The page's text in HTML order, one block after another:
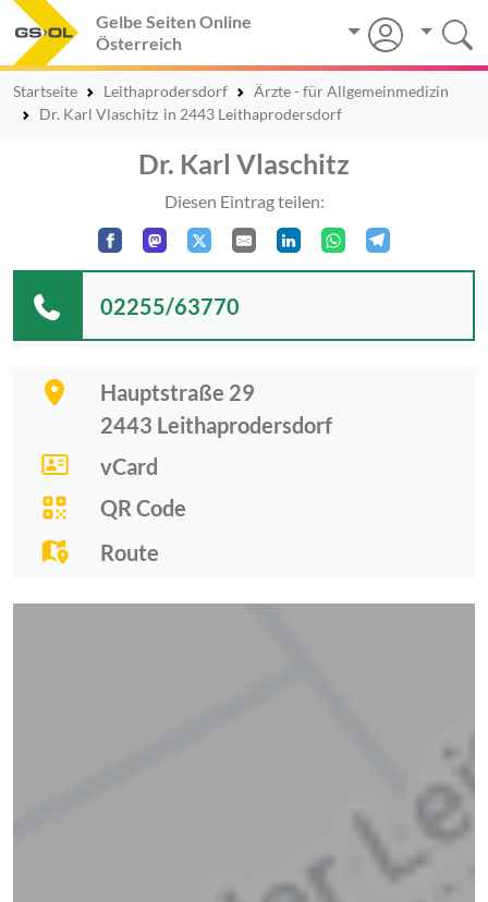
Gelbe Seiten Online
Österreich
Startseite Leithaprodersdorf
Ärzte - für Allgemeinmedizin
Dr. Karl Vlaschitz in 2443 Leithaprodersdorf
Dr. Karl Vlaschitz
Diesen Eintrag teilen:
Hauptstraße 29
2443 Leithaprodersdorf
vCard
QR Code
Route
02255/63770